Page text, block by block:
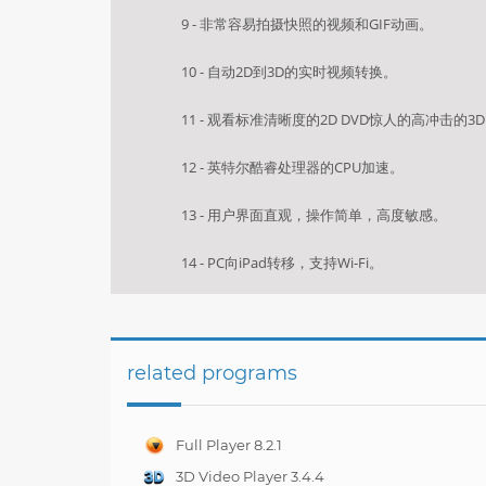
9 - 非常容易拍摄快照的视频和GIF动画。
10 - 自动2D到3D的实时视频转换。
11 - 观看标准清晰度的2D DVD惊人的高冲击的
12 - 英特尔酷睿处理器的CPU加速。
13 - 用户界面直观，操作简单，高度敏感。
14 - PC向iPad转移，支持Wi-Fi。
related programs
Full Player 8.2.1
3D Video Player 3.4.4